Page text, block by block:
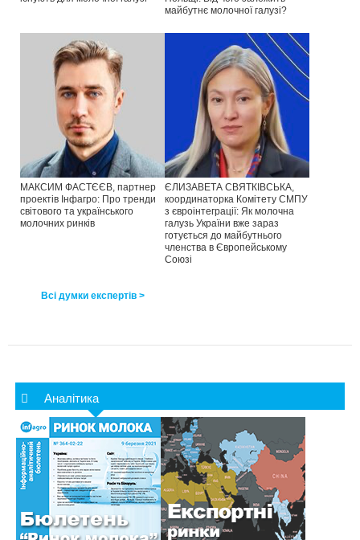
майбутнє молочної галузі?
МАКСИМ ФАСТЄЄВ, партнер
проектів Інфагро: Про тренди
світового та українського
молочних ринків
ЄЛИЗАВЕТА СВЯТКІВСЬКА,
координаторка Комітету СМПУ
з євроінтеграції: Як молочна
галузь України вже зараз
готується до майбутнього
членства в Європейському
Союзі
Всі думки експертів >
Аналітика